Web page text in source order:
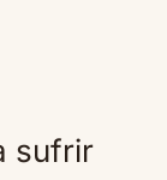
sufrir